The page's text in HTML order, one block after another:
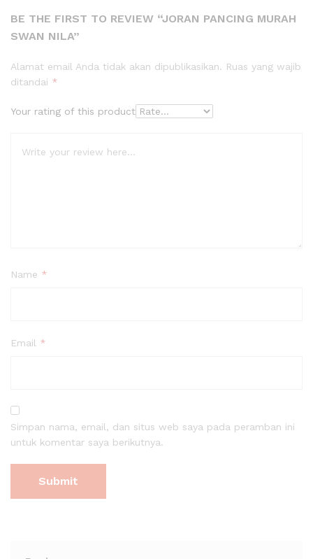
BE THE FIRST TO REVIEW “JORAN PANCING MURAH
SWAN NILA”
Alamat email Anda tidak akan dipublikasikan. Ruas yang wajib
ditandai *
Your rating of this product
Name *
Email *
Simpan nama, email, dan situs web saya pada peramban ini
untuk komentar saya berikutnya.